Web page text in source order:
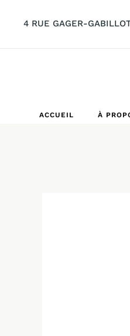
4 RUE GAGER-
ACCUEIL À